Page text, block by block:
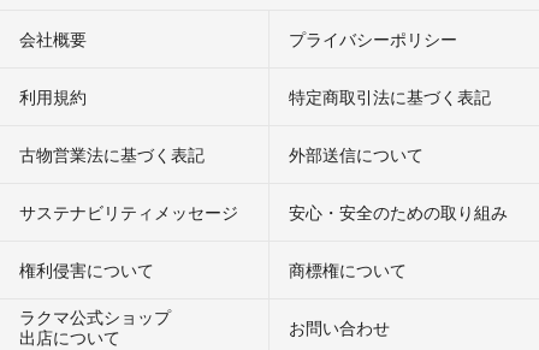
会社概要 プライバシーポリシー
利用規約 特定商取引法に基づく表記
古物営業法に基づく表記 外部送信について
サステナビリティメッセージ 安心・安全のための取り組み
権利侵害について
商標権について
ラクマ公式ショップ
出店について
お問い合わせ